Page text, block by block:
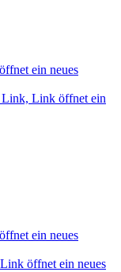
ein neues
Link, Link öffnet ein
ein neues
öffnet ein neues